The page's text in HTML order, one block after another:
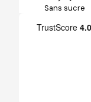
Sans sucre